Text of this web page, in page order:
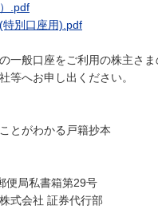
.pdf
特別口座用).pdf
一般口座をご利用の株主さま
等へお申し出ください。
とがわかる戸籍抄本
便局私書箱第29号
式会社 証券代行部